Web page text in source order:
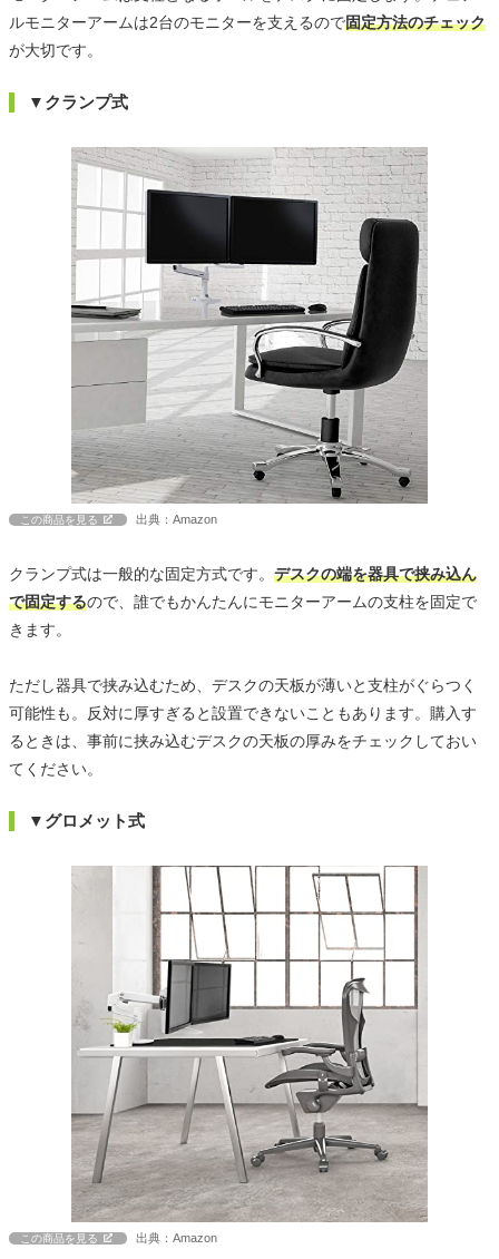
ルモニターアームは2台のモニターを支えるので固定方法のチェック
が大切です。
▼クランプ式
この商品を見る 出典：Amazon
クランプ式は一般的な固定方式です。 デスクの端を器具で挟み込ん
で固定するので、誰でもかんたんにモニターアームの支柱を固定で
きます。
ただし器具で挟み込むため、デスクの天板が薄いと支柱がぐらつく
可能性も。反対に厚すぎると設置できないこともあります。購入す
るときは、事前に挟み込むデスクの天板の厚みをチェックしておい
てください。
▼グロメット式
この商品を見る 出典：Amazon